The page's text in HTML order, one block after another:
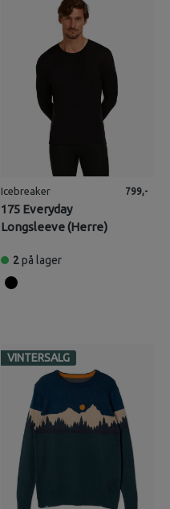
Icebreaker
175 Everyday
Longsleeve (Herre)
799,-
2på lager
VINTERSALG